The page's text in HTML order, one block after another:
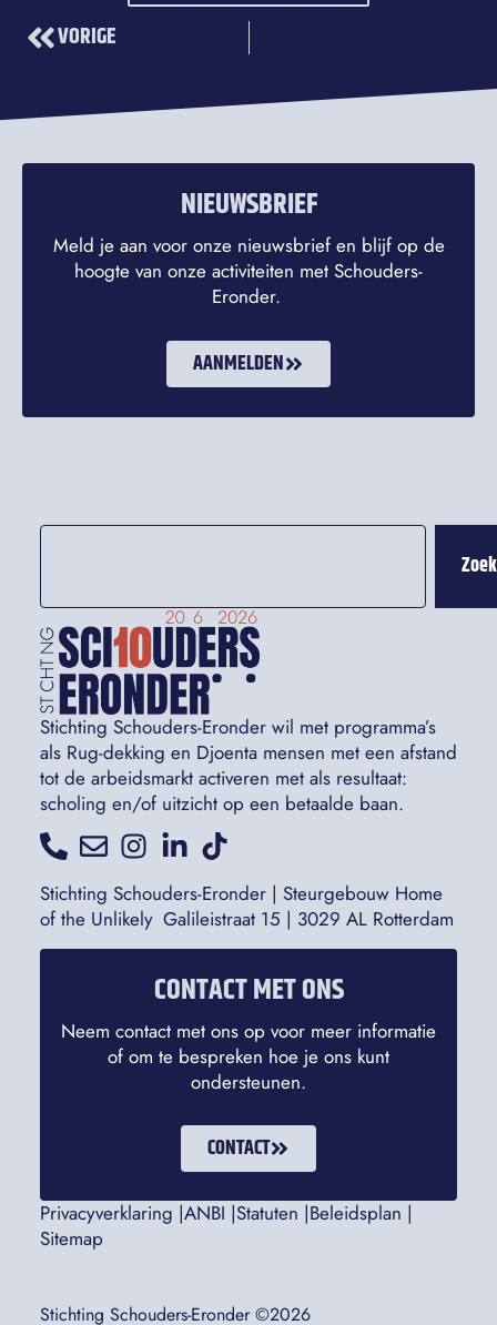
VORIGE
NIEUWSBRIEF
Meld je aan voor onze nieuwsbrief en blijf op de
hoogte van onze activiteiten met Schouders-
Eronder.
AANMELDEN
Stichting Schouders-Eronder wil met programma’s
als Rug-dekking en Djoenta mensen met een afstand
tot de arbeidsmarkt activeren met als resultaat:
scholing en/of uitzicht op een betaalde baan.
Stichting Schouders-Eronder | Steurgebouw Home
of the Unlikely Galileistraat 15 | 3029 AL Rotterdam
CONTACT MET ONS
Neem contact met ons op voor meer informatie
of om te bespreken hoe je ons kunt
ondersteunen.
CONTACT
Privacyverklaring |ANBI |Statuten |Beleidsplan |
Sitemap
Stichting Schouders-Eronder ©2026